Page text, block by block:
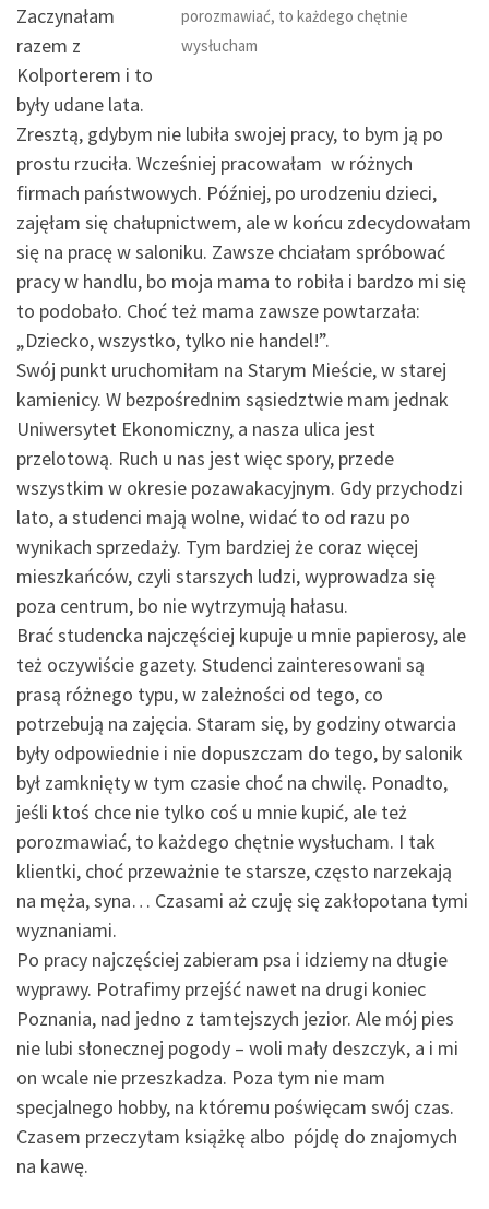
porozmawiać, to każdego chętnie
wysłucham
Zaczynałam
razem z
Kolporterem i to
były udane lata.
Zresztą, gdybym nie lubiła swojej pracy, to bym ją po
prostu rzuciła. Wcześniej pracowałam w różnych
firmach państwowych. Później, po urodzeniu dzieci,
zajęłam się chałupnictwem, ale w końcu zdecydowałam
się na pracę w saloniku. Zawsze chciałam spróbować
pracy w handlu, bo moja mama to robiła i bardzo mi się
to podobało. Choć też mama zawsze powtarzała:
„Dziecko, wszystko, tylko nie handel!”.
Swój punkt uruchomiłam na Starym Mieście, w starej
kamienicy. W bezpośrednim sąsiedztwie mam jednak
Uniwersytet Ekonomiczny, a nasza ulica jest
przelotową. Ruch u nas jest więc spory, przede
wszystkim w okresie pozawakacyjnym. Gdy przychodzi
lato, a studenci mają wolne, widać to od razu po
wynikach sprzedaży. Tym bardziej że coraz więcej
mieszkańców, czyli starszych ludzi, wyprowadza się
poza centrum, bo nie wytrzymują hałasu.
Brać studencka najczęściej kupuje u mnie papierosy, ale
też oczywiście gazety. Studenci zainteresowani są
prasą różnego typu, w zależności od tego, co
potrzebują na zajęcia. Staram się, by godziny otwarcia
były odpowiednie i nie dopuszczam do tego, by salonik
był zamknięty w tym czasie choć na chwilę. Ponadto,
jeśli ktoś chce nie tylko coś u mnie kupić, ale też
porozmawiać, to każdego chętnie wysłucham. I tak
klientki, choć przeważnie te starsze, często narzekają
na męża, syna… Czasami aż czuję się zakłopotana tymi
wyznaniami.
Po pracy najczęściej zabieram psa i idziemy na długie
wyprawy. Potrafimy przejść nawet na drugi koniec
Poznania, nad jedno z tamtejszych jezior. Ale mój pies
nie lubi słonecznej pogody – woli mały deszczyk, a i mi
on wcale nie przeszkadza. Poza tym nie mam
specjalnego hobby, na któremu poświęcam swój czas.
Czasem przeczytam książkę albo pójdę do znajomych
na kawę.